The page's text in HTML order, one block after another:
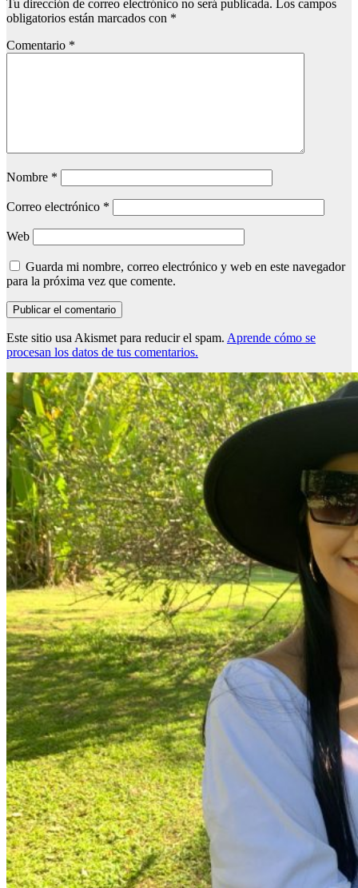
Tu dirección de correo electrónico no será publicada.
Los campos
obligatorios están marcados con *
Comentario *
Nombre *
Correo electrónico *
Web
Guarda mi nombre, correo electrónico y web en este navegador
para la próxima vez que comente.
Este sitio usa Akismet para reducir el spam. Aprende cómo se
procesan los datos de tus comentarios.